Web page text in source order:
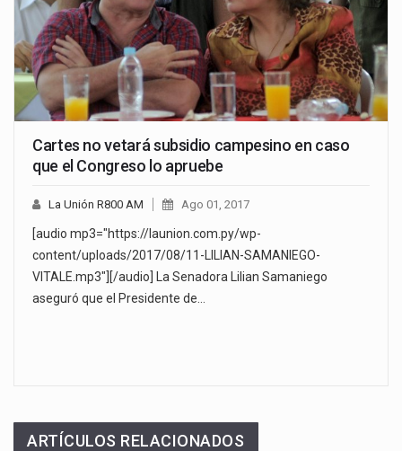
Cartes no vetará subsidio campesino en caso
que el Congreso lo apruebe
La Unión R800 AM Ago 01, 2017
[audio mp3="https://launion.com.py/wp-
content/uploads/2017/08/11-LILIAN-SAMANIEGO-
VITALE.mp3"][/audio] La Senadora Lilian Samaniego
aseguró que el Presidente de…
ARTÍCULOS RELACIONADOS